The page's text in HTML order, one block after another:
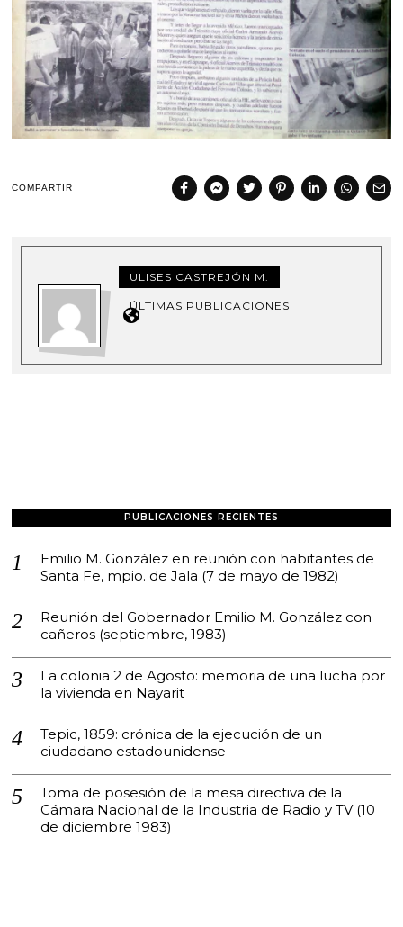
COMPARTIR
ULISES CASTREJÓN M.
ÚLTIMAS PUBLICACIONES
PUBLICACIONES RECIENTES
Emilio M. González en reunión con habitantes de
Santa Fe, mpio. de Jala (7 de mayo de 1982)
Reunión del Gobernador Emilio M. González con
cañeros (septiembre, 1983)
La colonia 2 de Agosto: memoria de una lucha por
la vivienda en Nayarit
Tepic, 1859: crónica de la ejecución de un
ciudadano estadounidense
Toma de posesión de la mesa directiva de la
Cámara Nacional de la Industria de Radio y TV (10
de diciembre 1983)